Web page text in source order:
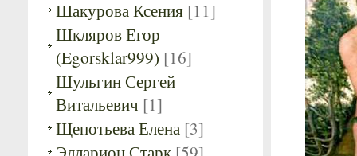
Шакурова Ксения [11]
Шкляров Егор
(Egorsklar999) [16]
Шульгин Сергей
Витальевич [1]
Щепотьева Елена [3]